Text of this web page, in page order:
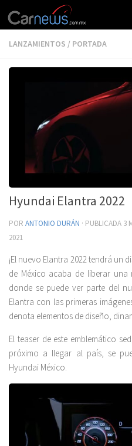
LANZAMIENTOS / PORTADA
Hyundai Elantra 2022
POR ANTONIO DURÁN · PUBLICADA 3
2021
¡El nuevo Elantra 2022 tendrá un
de México acaba de liberar una
donde se puede ver parte del
Elantra con las primeras
denota elementos de diseño,
El teaser de este emblemático
próximo a llegar al país, se
Hyundai México.